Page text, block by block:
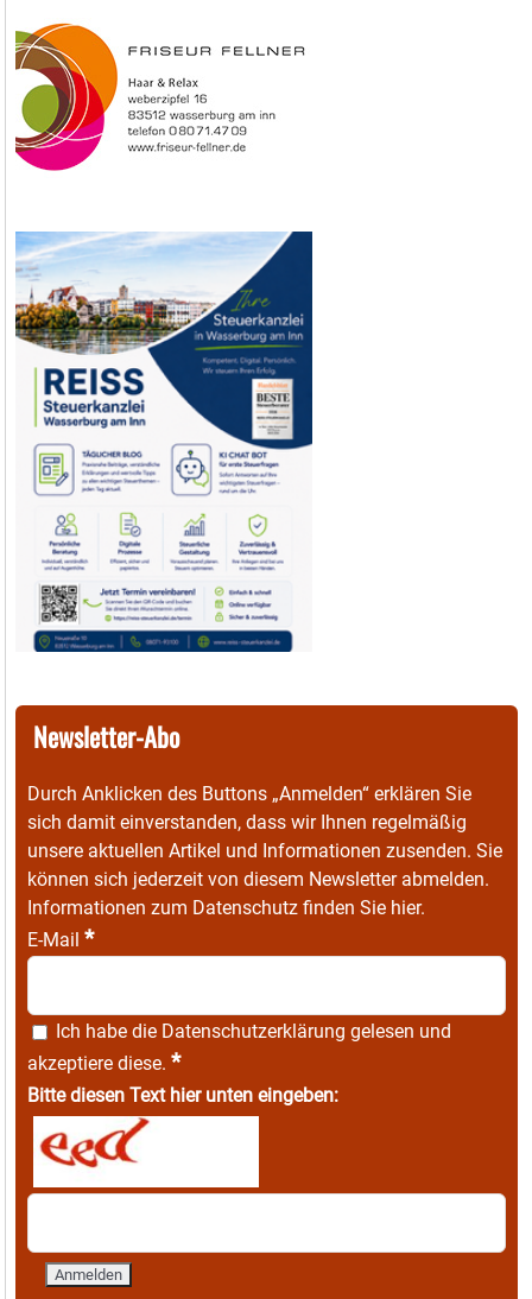
Newsletter-Abo
Durch Anklicken des Buttons „Anmelden“ erklären Sie
sich damit einverstanden, dass wir Ihnen regelmäßig
unsere aktuellen Artikel und Informationen zusenden. Sie
können sich jederzeit von diesem Newsletter abmelden.
Informationen zum Datenschutz finden Sie hier.
E-Mail *
Ich habe die Datenschutzerklärung gelesen und
akzeptiere diese. *
Bitte diesen Text hier unten eingeben: